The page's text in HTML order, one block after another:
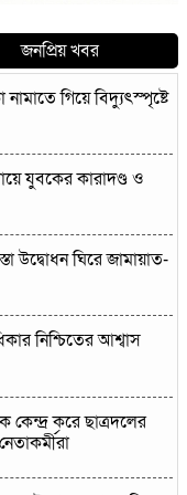
জনপ্রিয় খবর
নামাতে গিয়ে বিদ্যুৎস্পৃষ্টে
যুবকের কারাদণ্ড ও
উদ্বোধন ঘিরে জামায়াত-
নিশ্চিতের আশ্বাস
কেন্দ্র করে ছাত্রদলের